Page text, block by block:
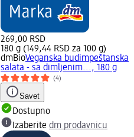
269,00 RSD
180 g (149,44 RSD za 100 g)
dmBioVeganska budimpeštanska
salata - sa dimljenim..., 180 g
(4)
Savet
Dostupno
Izaberite dm prodavnicu